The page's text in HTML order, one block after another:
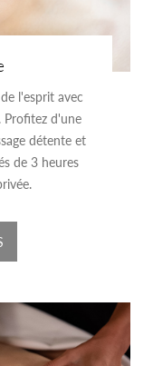
l'esprit avec
d'une
détente et
de 3 heures